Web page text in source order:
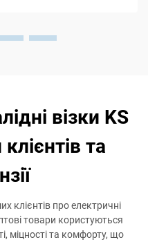
візки KS
та
клієнтів про електричні
товари користуються
міцності та комфорту, що